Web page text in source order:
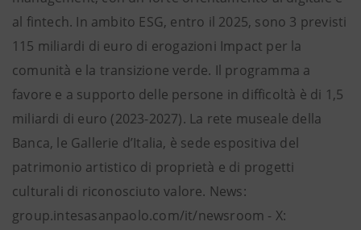
al fintech. In ambito ESG, entro il 2025, sono 3 previsti
115 miliardi di euro di erogazioni Impact per la
comunità e la transizione verde. Il programma a
favore e a supporto delle persone in difficoltà è di 1,5
miliardi di euro (2023-2027). La rete museale della
Banca, le Gallerie d’Italia, è sede espositiva del
patrimonio artistico di proprietà e di progetti
culturali di riconosciuto valore. News:
group.intesasanpaolo.com/it/newsroom - X: